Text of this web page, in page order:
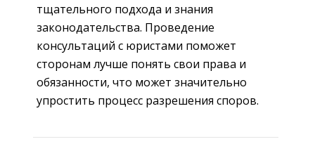
тщательного подхода и знания
законодательства. Проведение
консультаций с юристами поможет
сторонам лучше понять свои права и
обязанности, что может значительно
упростить процесс разрешения споров.